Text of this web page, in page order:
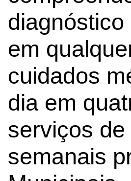
em
cuidados
dia em
serviços
semanais